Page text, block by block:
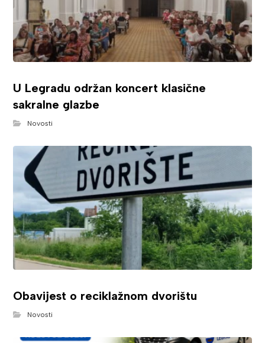
U Legradu održan koncert klasične
sakralne glazbe
Novosti
Obavijest o reciklažnom dvorištu
Novosti